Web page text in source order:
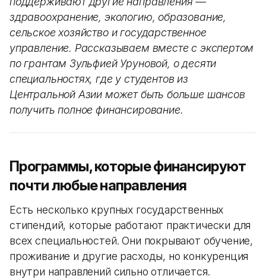
здравоохранение, экологию, образование,
сельское хозяйство и государственное
управление. Рассказываем вместе с экспертом
по грантам Зульфией Уруновой, о десяти
специальностях, где у студентов из
Центральной Азии может быть больше шансов
получить полное финансирование.
Программы, которые финансируют
почти любые направления
Есть несколько крупных государственных
стипендий, которые работают практически для
всех специальностей. Они покрывают обучение,
проживание и другие расходы, но конкуренция
внутри направлений сильно отличается.